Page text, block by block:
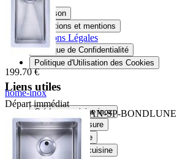
199.70 €
home-inox
HI-16x40R10-VIDMAN-SP-BONDLUNE
Départ immédiat
Livraison
Conditions et mentions
Mentions Légales
Politique de Confidentialité
Politique d'Utilisation des Cookies
Liens utiles
Crédence cuisine inox
Douche sur mesure
Plateau en verre
Plan de travail cuisine